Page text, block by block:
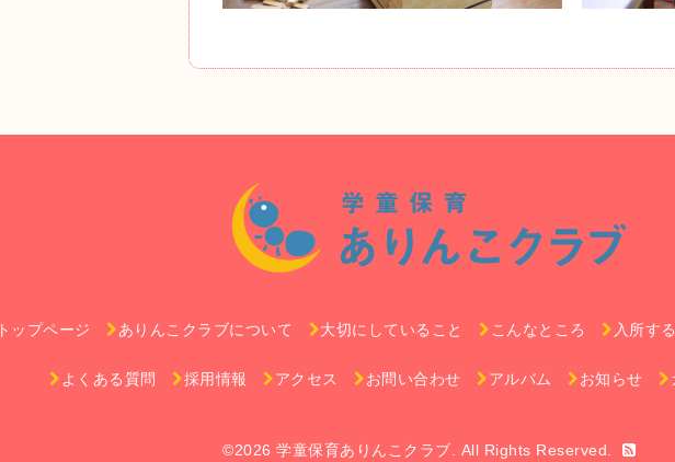
トップページ ありんこクラブについて 大切にしていること こんなところ 入所す
よくある質問 採用情報 アクセス お問い合わせ アルバム お知らせ
©2026学童保育ありんこクラブ . All Rights Reserved.